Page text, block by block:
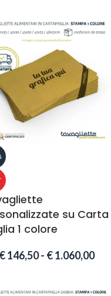
su Carta
1 colore
€146,50- €1.060,00